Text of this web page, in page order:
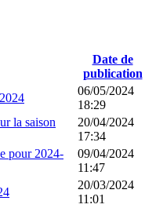
Date de
publication
06/05/2024
18:29
la saison
20/04/2024
17:34
pour 2024-
09/04/2024
11:47
20/03/2024
11:01